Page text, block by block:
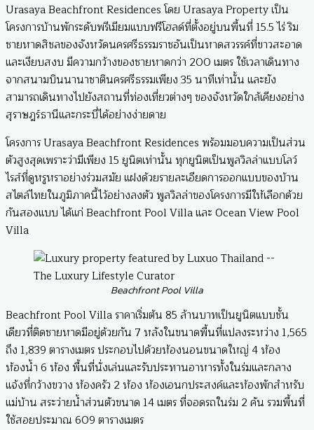
Urasaya Beachfront Residences โดย Urasaya Property เป็น
โครงการบ้านพักระดับพรีเมียมแบบฟรีโฮลด์ที่ตั้งอยู่บนพื้นที่ 15.5 ไร่ ริม
ชายหาดสิชลของจังหวัดนครศรีธรรมราชอันเป็นหาดสวรรค์ที่ขาวสะอาด
และเงียบสงบ มีความกว้างของชายหาดกว่า 200 เมตร ใช้เวลาเดินทาง
จากสนามบินนานาชาตินครศรีธรรมเพียง 35 นาทีเท่านั้น และยัง
สามารถเดินทางไปยังสถานที่ท่องเที่ยวต่างๆ ของจังหวัดใกล้เคียงอย่าง
สุราษฎร์ธานีและกระบี่ได้อย่างง่ายดาย
โครงการ Urasaya Beachfront Residences พร้อมมอบความเป็นส่วน
ตัวสูงสุดเพราะว่ามีเพียง 15 ยูนิตเท่านั้น ทุกยูนิตเป็นพูลวิลล่าแบบโลว์
ไรส์ที่ดูหรูหราอย่างร่วมสมัย แฝงด้วยรายละเอียดการออกแบบของบ้าน
สไตล์ไทยในภูมิภาคนี้ไว้อย่างลงตัว พูลวิลล่าของโครงการมีให้เลือกด้วย
กันสองแบบ ได้แก่ Beachfront Pool Villa และ Ocean View Pool
Villa
Beachfront Pool Villa
Beachfront Pool Villa ราคาเริ่มต้น 85 ล้านบาทเป็นยูนิตแบบชั้น
เดียวที่ติดชายหาดมีอยู่ด้วยกัน 7 หลังในขนาดพื้นที่แปลงระหว่าง 1,565
ถึง 1,839 ตารางเมตร ประกอบไปด้วยห้องนอนขนาดใหญ่ 4 ห้อง
ห้องน้ำ 6 ห้อง พื้นที่นั่งเล่นและรับประทานอาหารทั้งในร่มและกลาง
แจ้งที่กว้างขวาง ห้องครัว 2 ห้อง ห้องเอนกประสงค์และห้องพักสำหรับ
แม่บ้าน สระว่ายน้ำส่วนตัวขนาด 14 เมตร ที่จอดรถในร่ม 2 คัน รวมพื้นที่
ใช้สอยประมาณ 609 ตารางเมตร